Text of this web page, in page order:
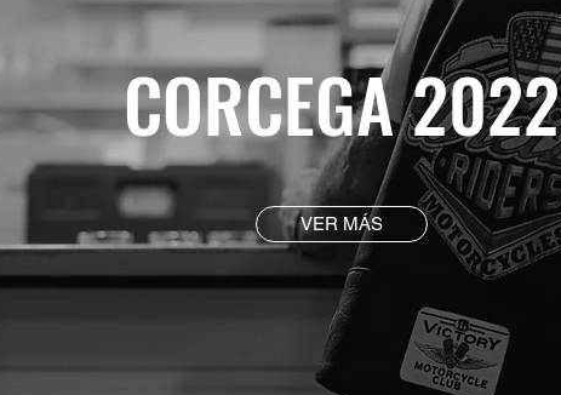
CORCEGA 2022
VER MÁS